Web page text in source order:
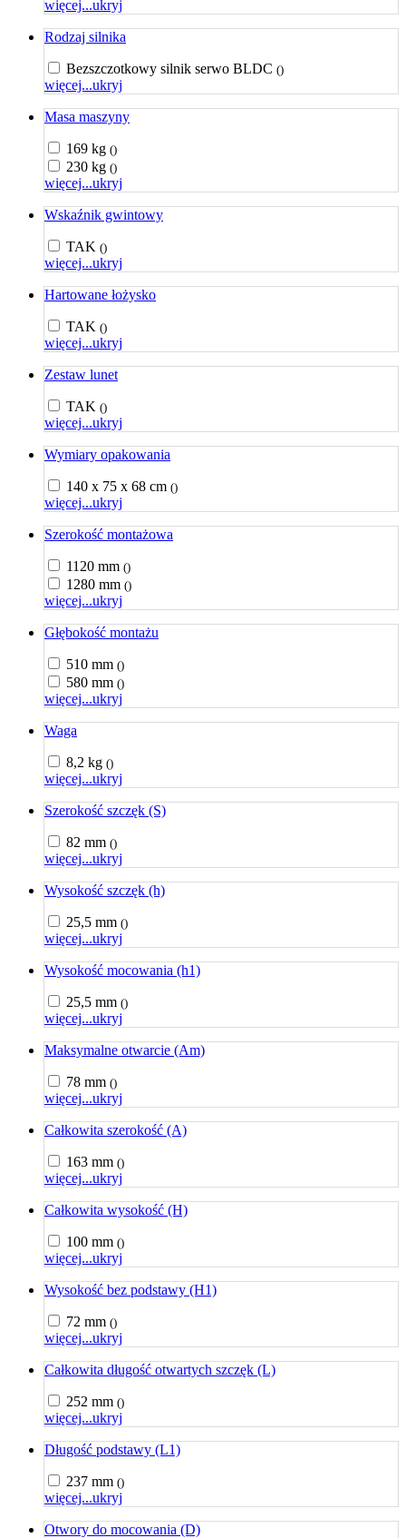
więcej...ukryj
Rodzaj silnika
Bezszczotkowy silnik serwo BLDC ()
więcej...ukryj
Masa maszyny
169 kg ()
230 kg ()
więcej...ukryj
Wskaźnik gwintowy
TAK ()
więcej...ukryj
Hartowane łożysko
TAK ()
więcej...ukryj
Zestaw lunet
TAK ()
więcej...ukryj
Wymiary opakowania
140 x 75 x 68 cm ()
więcej...ukryj
Szerokość montażowa
1120 mm ()
1280 mm ()
więcej...ukryj
Głębokość montażu
510 mm ()
580 mm ()
więcej...ukryj
Waga
8,2 kg ()
więcej...ukryj
Szerokość szczęk (S)
82 mm ()
więcej...ukryj
Wysokość szczęk (h)
25,5 mm ()
więcej...ukryj
Wysokość mocowania (h1)
25,5 mm ()
więcej...ukryj
Maksymalne otwarcie (Am)
78 mm ()
więcej...ukryj
Całkowita szerokość (A)
163 mm ()
więcej...ukryj
Całkowita wysokość (H)
100 mm ()
więcej...ukryj
Wysokość bez podstawy (H1)
72 mm ()
więcej...ukryj
Całkowita długość otwartych szczęk (L)
252 mm ()
więcej...ukryj
Długość podstawy (L1)
237 mm ()
więcej...ukryj
Otwory do mocowania (D)